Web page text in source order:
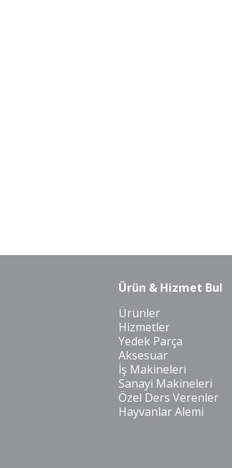
Ürün & Hizmet Bul
Ürünler
Hizmetler
Yedek Parça
Aksesuar
İş Makineleri
Sanayi Makineleri
Özel Ders Verenler
Hayvanlar Alemi